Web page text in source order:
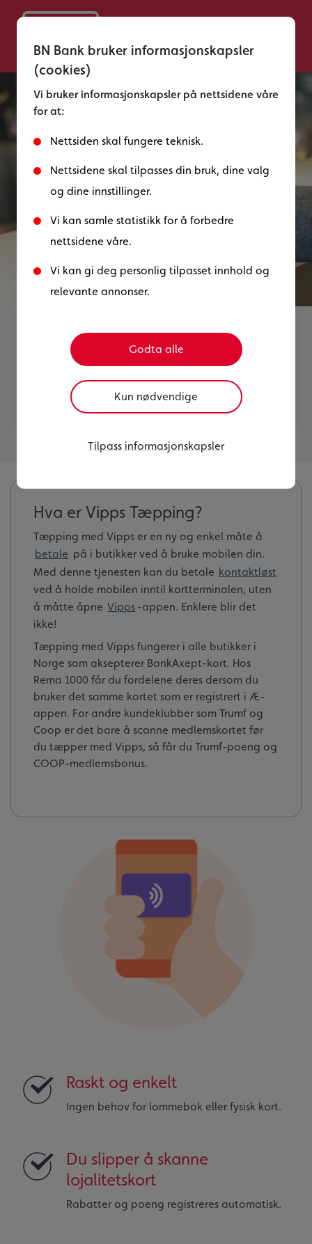
BN Bank bruker informasjonskapsler
(cookies)
Vi bruker informasjonskapsler på nettsidene våre
for at:
Nettsiden skal fungere teknisk.
Nettsidene skal tilpasses din bruk, dine valg
og dine innstillinger.
Vi kan samle statistikk for å forbedre
nettsidene våre.
Vi kan gi deg personlig tilpasset innhold og
relevante annonser.
Godta alle
Kun nødvendige
Tilpass informasjonskapsler
Tæpp med Vipps
ved å holde mobilen din inntil kortterminalen
- uten å åpne Vipps-appen. Glem lommeboka
i alle butikker i Norge.
Hva er Vipps Tæpping?
Tæpping med Vipps er en ny og enkel måte å
betale på i butikker ved å bruke mobilen din.
Med denne tjenesten kan du betale kontaktløst
ved å holde mobilen inntil kortterminalen, uten
å måtte åpne Vipps -appen. Enklere blir det
ikke!
Tæpping med Vipps fungerer i alle butikker i
Norge som aksepterer BankAxept-kort. Hos
Rema 1000 får du fordelene deres dersom du
bruker det samme kortet som er registrert i Æ-
appen. For andre kundeklubber som Trumf og
Coop er det bare å scanne medlemskortet før
du tæpper med Vipps, så får du Trumf-poeng og
COOP-medlemsbonus.
Raskt og enkelt
Ingen behov for lommebok eller fysisk kort.
Du slipper å skanne
lojalitetskort
Rabatter og poeng registreres automatisk.